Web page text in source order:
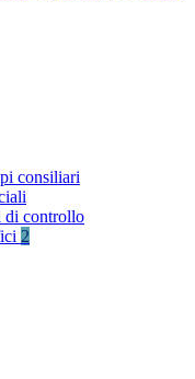
consiliari
di controllo
2